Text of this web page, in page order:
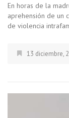
En horas de la
aprehensión de un
de violencia
13 diciembre,